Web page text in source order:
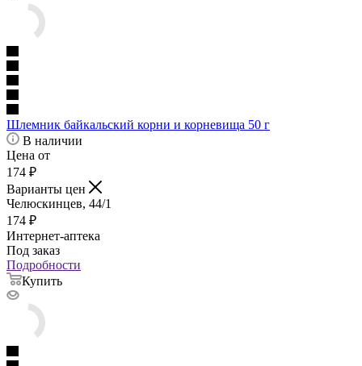
Шлемник байкальский корни и корневища 50 г
В наличии
Цена от
174 ₽
Варианты цен
Челюскинцев, 44/1
174 ₽
Интернет-аптека
Под заказ
Подробности
Купить